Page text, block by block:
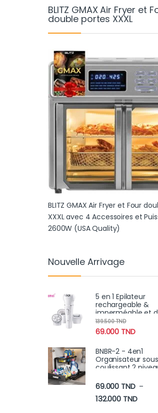
BLITZ GMAX Air Fryer et
double portes XXXL
BLITZ GMAX Air Fryer et Four
XXXL avec 4 Accessoires et
2600W (USA Quality)
Nouvelle Arrivage
5 en 1 Epilateur
rechargeable &
imperméable et
soins de la peau
brosse nettoyante,
masseur facial
69.000 TND
139.500TND
BNBR-2 - 4en1
Organisateur
coulissant 2
salle de bain (2
69.000 TND –
132.000 TNDPlage